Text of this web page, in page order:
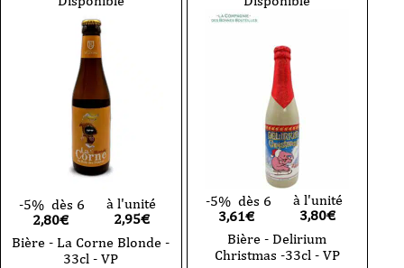
33
cl
blonde
25cl
VP
-5% dès 6
2,80€
à l'unité
2,95€
Bière - La Corne Blonde -
33cl - VP
-5% dès 6
3,61€
à l'unité
3,80€
Bière - Delirium
Christmas -33cl - VP